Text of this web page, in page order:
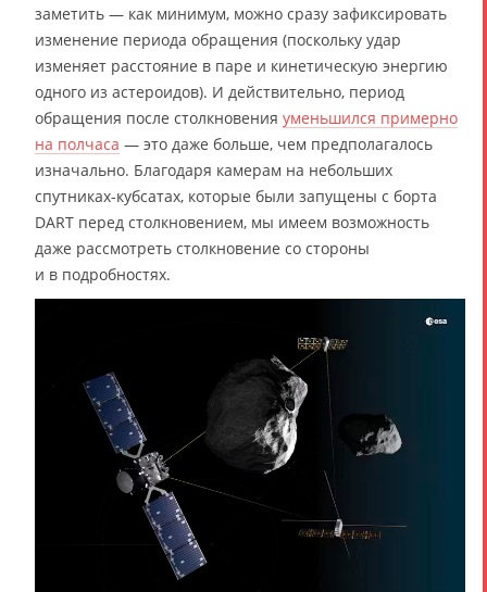
заметить — как минимум, можно сразу зафиксировать
изменение периода обращения (поскольку удар
изменяет расстояние в паре и кинетическую энергию
одного из астероидов). И действительно, период
обращения после столкновения уменьшился примерно
на полчаса — это даже больше, чем предполагалось
изначально. Благодаря камерам на небольших
спутниках-кубсатах, которые были запущены с борта
DART перед столкновением, мы имеем возможность
даже рассмотреть столкновение со стороны
и в подробностях.